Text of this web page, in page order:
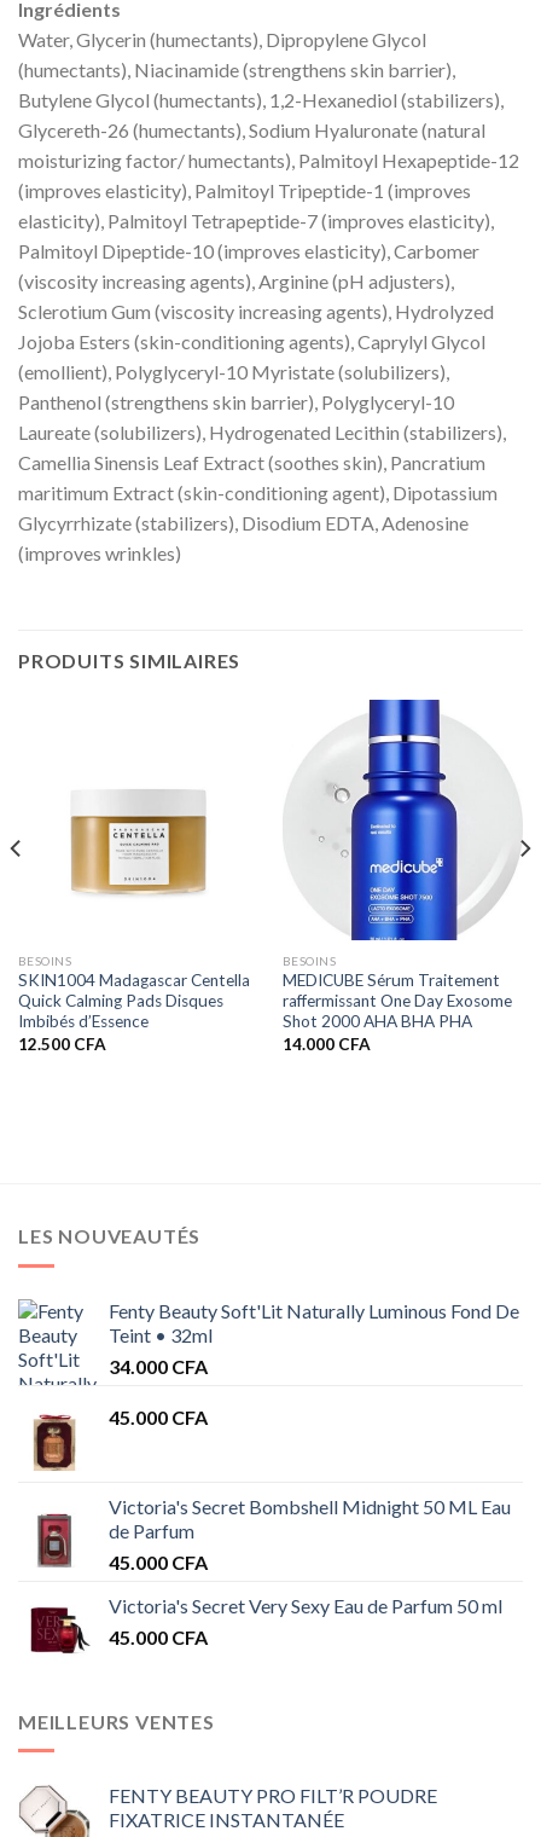
Ingrédients
Water, Glycerin (humectants), Dipropylene Glycol
(humectants), Niacinamide (strengthens skin barrier),
Butylene Glycol (humectants), 1,2-Hexanediol (stabilizers),
Glycereth-26 (humectants), Sodium Hyaluronate (natural
moisturizing factor/ humectants), Palmitoyl Hexapeptide-12
(improves elasticity), Palmitoyl Tripeptide-1 (improves
elasticity), Palmitoyl Tetrapeptide-7 (improves elasticity),
Palmitoyl Dipeptide-10 (improves elasticity), Carbomer
(viscosity increasing agents), Arginine (pH adjusters),
Sclerotium Gum (viscosity increasing agents), Hydrolyzed
Jojoba Esters (skin-conditioning agents), Caprylyl Glycol
(emollient), Polyglyceryl-10 Myristate (solubilizers),
Panthenol (strengthens skin barrier), Polyglyceryl-10
Laureate (solubilizers), Hydrogenated Lecithin (stabilizers),
Camellia Sinensis Leaf Extract (soothes skin), Pancratium
maritimum Extract (skin-conditioning agent), Dipotassium
Glycyrrhizate (stabilizers), Disodium EDTA, Adenosine
(improves wrinkles)
PRODUITS SIMILAIRES
BESOINS
SKIN1004 Madagascar Centella
Quick Calming Pads Disques
Imbibés d’Essence
12.500 CFA
BESOINS
MEDICUBE Sérum Traitement
raffermissant One Day Exosome
Shot 2000 AHA BHA PHA
14.000 CFA
LES NOUVEAUTÉS
Fenty Beauty Soft'Lit Naturally Luminous Fond De
Teint • 32ml
34.000 CFA
45.000 CFA
Victoria's Secret Bombshell Midnight 50 ML Eau
de Parfum
45.000 CFA
Victoria's Secret Very Sexy Eau de Parfum 50 ml
45.000 CFA
MEILLEURS VENTES
FENTY BEAUTY PRO FILT’R POUDRE
FIXATRICE INSTANTANÉE